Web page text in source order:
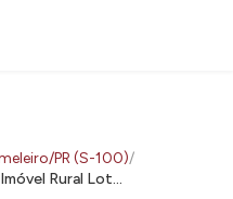
PR (S-100)/
Rural Lot...